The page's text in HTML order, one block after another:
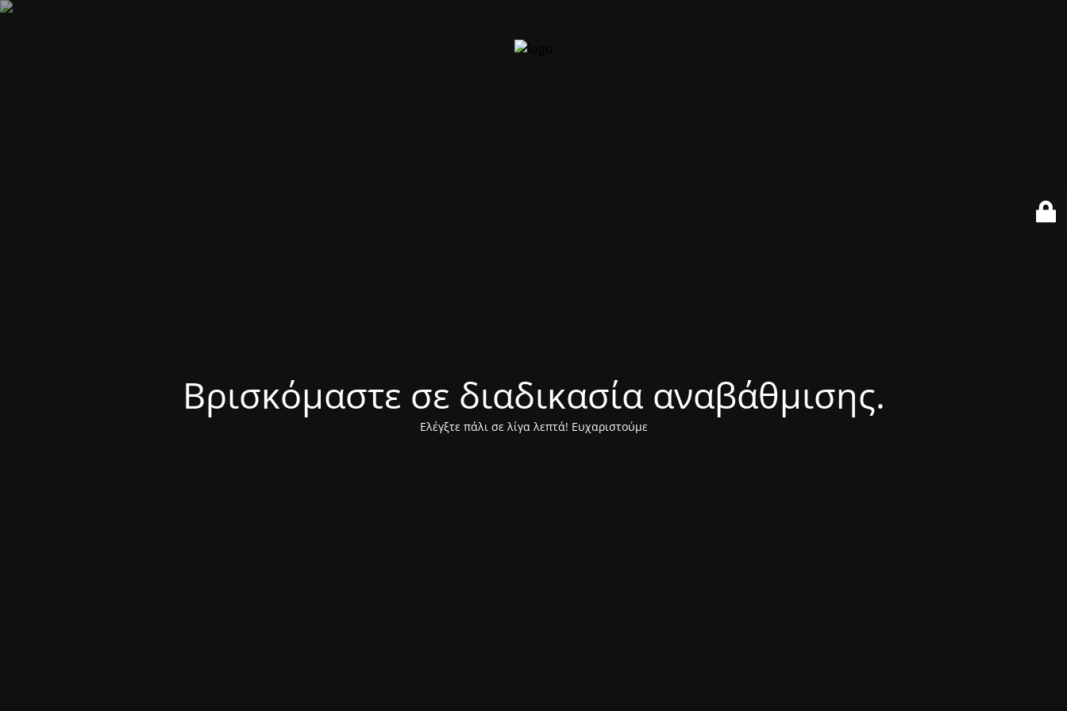
Βρισκόμαστε σε διαδικασία αναβάθμισης.
Ελέγξτε πάλι σε λίγα λεπτά! Ευχαριστούμε